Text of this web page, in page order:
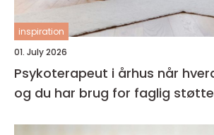
inspiration
01. July 2026
Psykoterapeut i århus når hverdagen slider,
og du har brug for faglig støtte